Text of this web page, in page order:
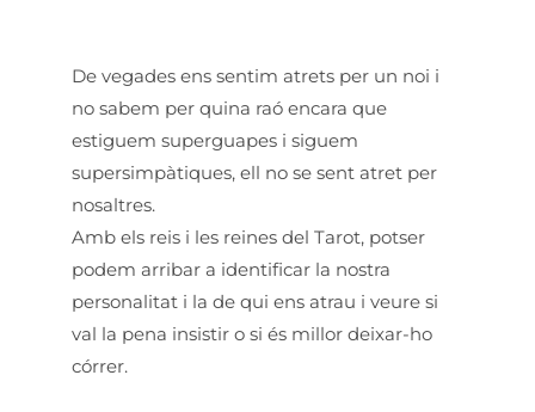
De vegades ens sentim atrets per un noi i
no sabem per quina raó encara que
estiguem superguapes i siguem
supersimpàtiques, ell no se sent atret per
nosaltres.
Amb els reis i les reines del Tarot, potser
podem arribar a identificar la nostra
personalitat i la de qui ens atrau i veure si
val la pena insistir o si és millor deixar-ho
córrer.